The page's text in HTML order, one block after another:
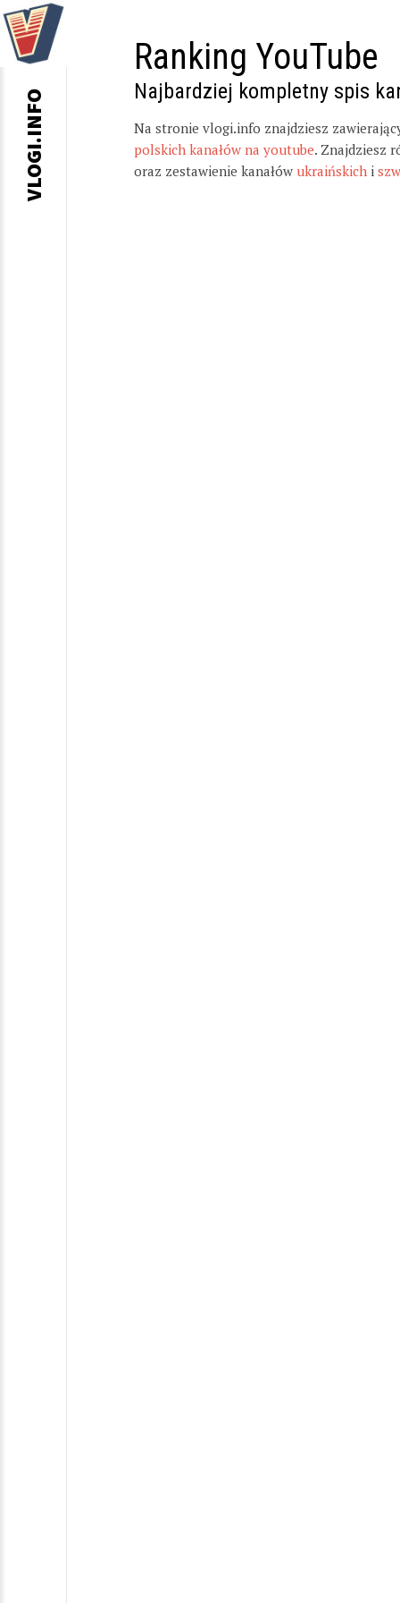
Ranking YouTube
Najbardziej kompletny spis
Na stronie vlogi.info znajdziesz
polskich kanałów na youtube. Znajdziesz
oraz zestawienie kanałów ukraińskich i
VLOGI.INFO